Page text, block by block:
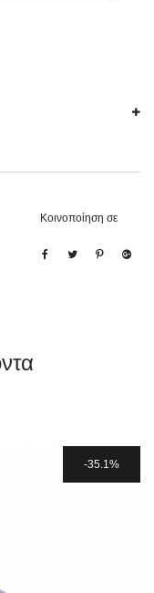
Κοινοποίηση σε
35.1%